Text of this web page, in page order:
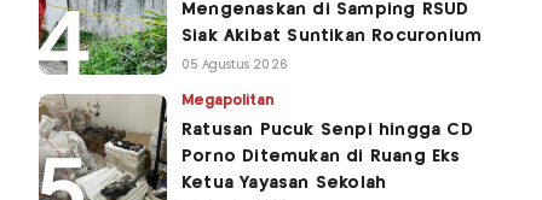
Mengenaskan di Samping RSUD
Siak Akibat Suntikan Rocuronium
05 Agustus 2026
Megapolitan
Ratusan Pucuk Senpi hingga CD
Porno Ditemukan di Ruang Eks
Ketua Yayasan Sekolah